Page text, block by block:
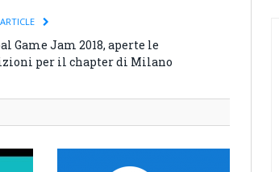
Game Jam 2018, aperte le
per il chapter di Milano